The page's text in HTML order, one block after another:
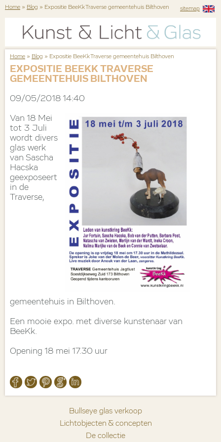
Home » Blog » Expositie BeeKk Traverse gemeentehuis Bilthoven sitemap
Home » Blog » Expositie BeeKk Traverse gemeentehuis Bilthoven
EXPOSITIE BEEKK TRAVERSE
GEMEENTEHUIS BILTHOVEN
09/05/2018 14:40
Van 18 Mei
tot 3 Juli
wordt divers
glas werk
van Sascha
Hacska
geexposeert
in de
Traverse,
gemeentehuis in Bilthoven.
Een mooie expo. met diverse kunstenaar van
BeeKk.
Opening 18 mei 17.30 uur
Bullseye glas verkoop
Lichtobjecten & concepten
De collectie